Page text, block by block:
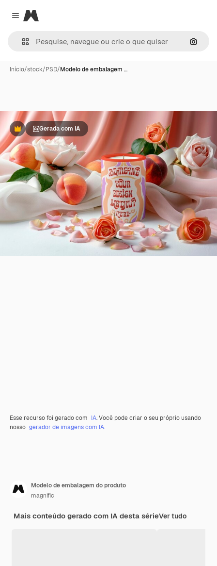
Close menu
Magnific
Início/stock/PSD/Modelo de embalagem …
PremiumGerada com IA
Esse recurso foi gerado com IA. Você pode criar o seu próprio usando
nosso gerador de imagens com IA.
Modelo de embalagem do produto
magnific
Mais conteúdo gerado com IA desta sérieVer tudo